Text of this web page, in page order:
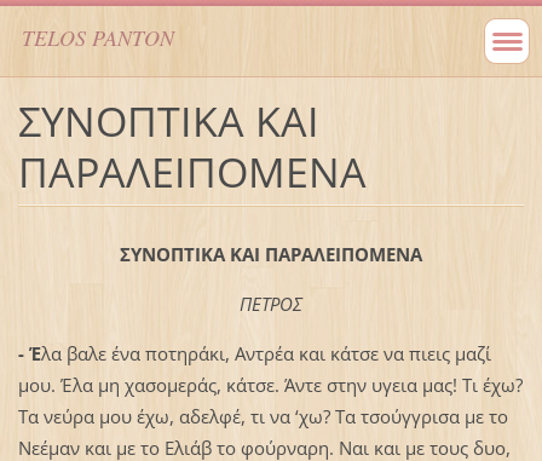
TELOS PANTON
ΣΥΝΟΠΤΙΚΑ ΚΑΙ
ΠΑΡΑΛΕΙΠΟΜΕΝΑ
ΣΥΝΟΠΤΙΚΑ ΚΑΙ ΠΑΡΑΛΕΙΠΟΜΕΝΑ
ΠΕΤΡΟΣ
- Έλα βαλε ένα ποτηράκι, Αντρέα και κάτσε να πιεις μαζί
μου. Έλα μη χασομεράς, κάτσε. Άντε στην υγεια μας! Τι έχω?
Τα νεύρα μου έχω, αδελφέ, τι να ‘χω? Τα τσούγγρισα με το
Νεέμαν και με το Ελιάβ το φούρναρη. Ναι και με τους δυο,